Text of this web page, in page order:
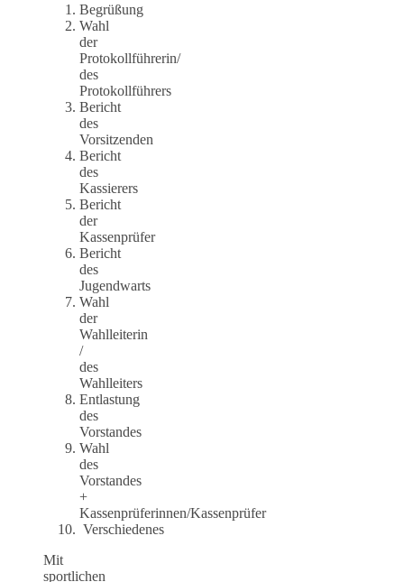
Begrüßung
Wahl
der
Protokollführerin/
des
Protokollführers
Bericht
des
Vorsitzenden
Bericht
des
Kassierers
Bericht
der
Kassenprüfer
Bericht
des
Jugendwarts
Wahl
der
Wahlleiterin
/
des
Wahlleiters
Entlastung
des
Vorstandes
Wahl
des
Vorstandes
+
Kassenprüferinnen/Kassenprüfer
Verschiedenes
Mit
sportlichen